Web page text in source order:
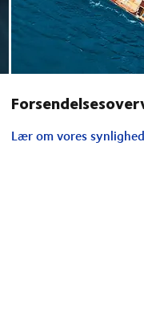
Lær om vores